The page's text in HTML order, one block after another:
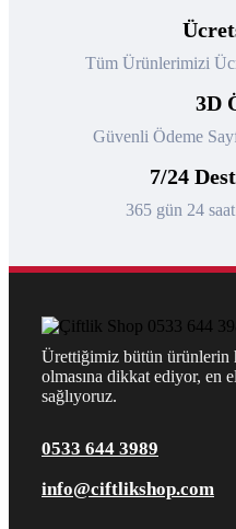
Tüm Ürünlerimizi
3D
Güvenli Ödeme
7/24
365 gün 24
Ürettiğimiz bütün ürünlerin
olmasına dikkat ediyor, en
sağlıyoruz.
0533 644 3989
info@ciftlikshop.com